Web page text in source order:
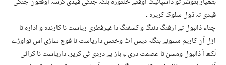
قیدی تہ ڈول سلوک کریرہ ۔
چناء ذالبول تے ارفنگ دننگ و کسفنگ داغیرفطری ریاست نا کارندہ و ادارہ تا
ازل آن کاریم مسونے بنگلہ دیش اٹ وختس داریاست نا فوج ساڑی اس تواوڑے
لَکھ آ ذالبول ومسن تا عصمت دری ءِ باز بے دردی ٹی کریر۔ داریاست نا کرائی